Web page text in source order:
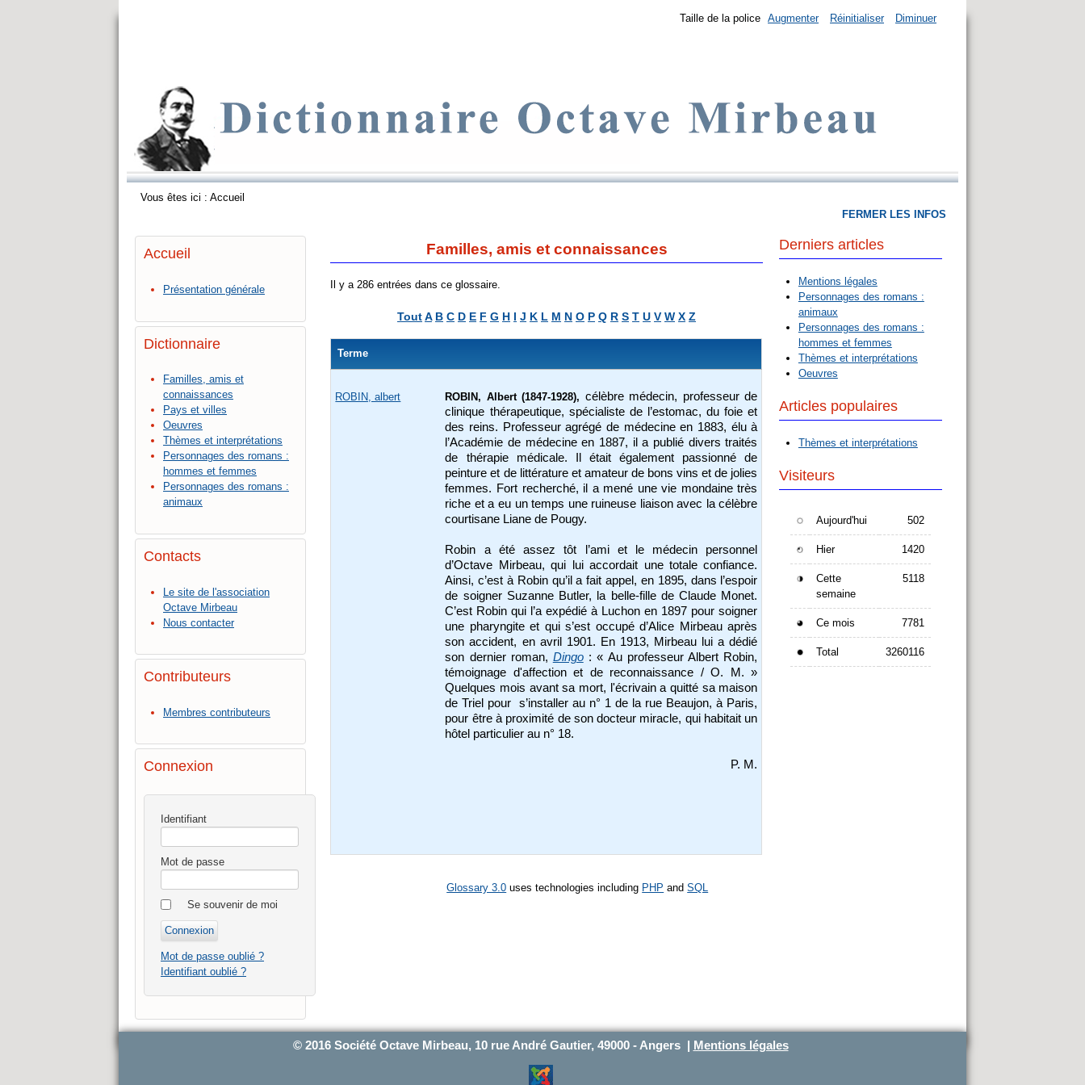
Taille de la police Augmenter Réinitialiser Diminuer
Vous êtes ici : Accueil
Accueil
Présentation générale
Dictionnaire
Familles, amis et
connaissances
Pays et villes
Oeuvres
Thèmes et interprétations
Personnages des romans :
hommes et femmes
Personnages des romans :
animaux
Contacts
Le site de l'association
Octave Mirbeau
Nous contacter
Contributeurs
Membres contributeurs
Connexion
Identifiant
Mot de passe
Se souvenir de moi
Mot de passe oublié ?
Identifiant oublié ?
Familles, amis et connaissances
Il y a 286 entrées dans ce glossaire.
ToutA B C D E F G H I J K L M N O P Q R S T U V W X Z
Terme
ROBIN, albert ROBIN, Albert (1847-1928), célèbre médecin, professeur de
clinique thérapeutique, spécialiste de l’estomac, du foie et
des reins. Professeur agrégé de médecine en 1883, élu à
l’Académie de médecine en 1887, il a publié divers traités
de thérapie médicale. Il était également passionné de
peinture et de littérature et amateur de bons vins et de jolies
femmes. Fort recherché, il a mené une vie mondaine très
riche et a eu un temps une ruineuse liaison avec la célèbre
courtisane Liane de Pougy.
Robin a été assez tôt l’ami et le médecin personnel
d’Octave Mirbeau, qui lui accordait une totale confiance.
Ainsi, c’est à Robin qu’il a fait appel, en 1895, dans l’espoir
de soigner Suzanne Butler, la belle-fille de Claude Monet.
C’est Robin qui l’a expédié à Luchon en 1897 pour soigner
une pharyngite et qui s’est occupé d’Alice Mirbeau après
son accident, en avril 1901. En 1913, Mirbeau lui a dédié
son dernier roman, Dingo : « Au professeur Albert Robin,
témoignage d'affection et de reconnaissance / O. M. »
Quelques mois avant sa mort, l'écrivain a quitté sa maison
de Triel pour s’installer au n° 1 de la rue Beaujon, à Paris,
pour être à proximité de son docteur miracle, qui habitait un
hôtel particulier au n° 18.
P. M.
Glossary 3.0 uses technologies including PHP andSQL
FERMER LES INFOS
Derniers articles
Mentions légales
Personnages des romans :
animaux
Personnages des romans :
hommes et femmes
Thèmes et interprétations
Oeuvres
Articles populaires
Thèmes et interprétations
Visiteurs
Aujourd'hui 502
Hier 1420
Cette
semaine
5118
Ce mois 7781
Total 3260116
© 2016 Société Octave Mirbeau, 10 rue André Gautier, 49000 - Angers | Mentions légales